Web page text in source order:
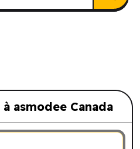
asmodee Canada
Canada